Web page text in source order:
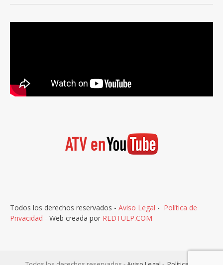
Todos los derechos reservados - Aviso Legal - Política de
Privacidad - Web creada por REDTULP.COM